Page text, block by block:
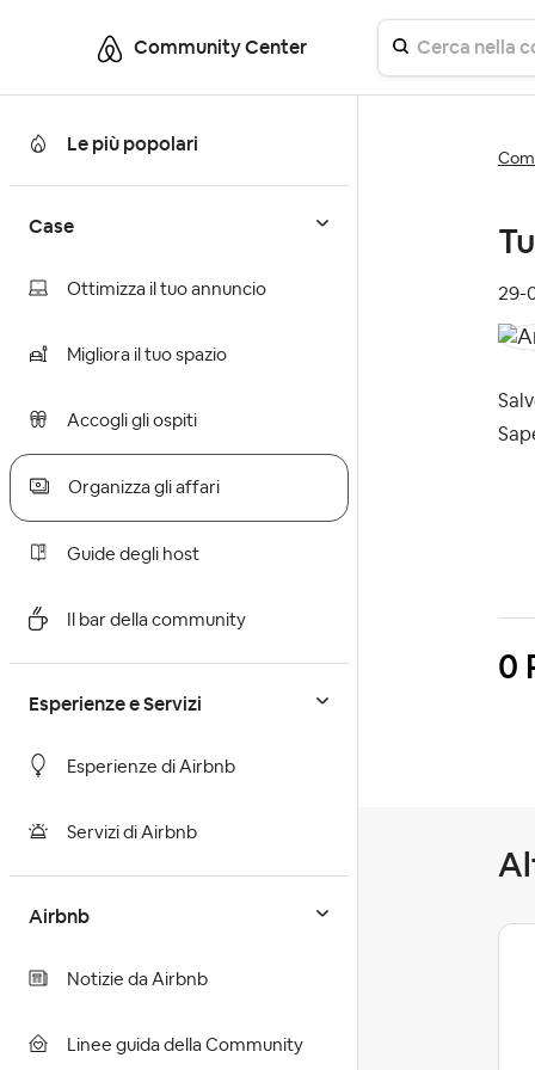
Community Center
Le più popolari
Case
Ottimizza il tuo annuncio
Migliora il tuo spazio
Accogli gli ospiti
Organizza gli affari
Guide degli host
Il bar della community
Esperienze e Servizi
Esperienze di Airbnb
Servizi di Airbnb
Airbnb
Notizie da Airbnb
Linee guida della Community
‎29-
0